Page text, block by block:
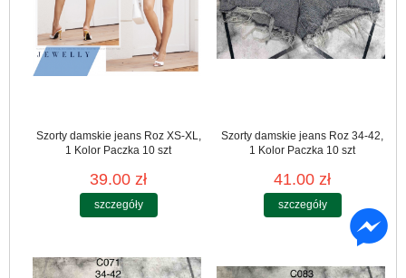
Szorty damskie jeans Roz XS-XL,
1 Kolor Paczka 10 szt
39.00 zł
szczegóły
Szorty damskie jeans Roz 34-42,
1 Kolor Paczka 10 szt
41.00 zł
szczegóły